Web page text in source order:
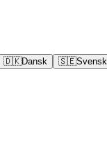
🇩🇰Dansk 🇸🇪